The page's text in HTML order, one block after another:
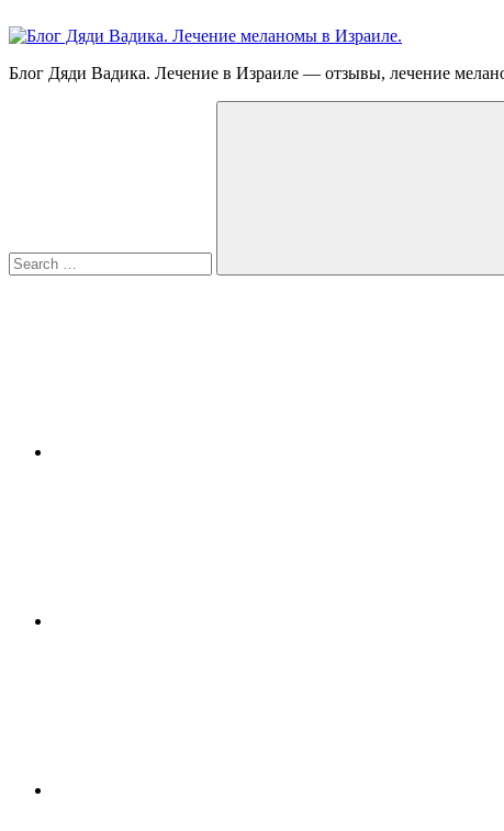
to
Блог
Блог Дяди Вадика. Лечение в Израиле — отзывы, лечение
Search